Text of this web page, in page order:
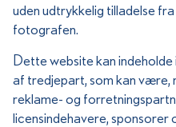
uden udtrykkelig tilladelse
fotografen.
Dette website kan
af tredjepart, som kan være,
reklame- og
licensindehavere, sponsorer